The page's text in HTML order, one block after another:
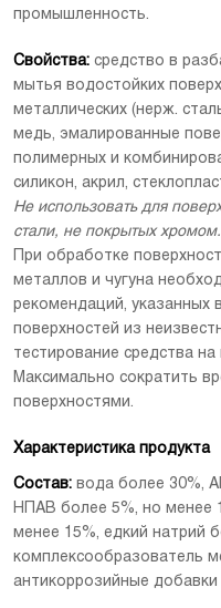
промышленность.
Свойства: средство в
мытья водостойких
металлических (нерж.
медь, эмалированные
полимерных и
силикон, акрил,
Не использовать для
стали, не покрытых хромом.
При обработке
металлов и чугуна
рекомендаций, указанных
поверхностей из
тестирование средства
Максимально сократить
поверхностями.
Характеристика продукта
Состав: вода более 30%,
НПАВ более 5%, но менее
менее 15%, едкий натрий
комплексообразователь
антикоррозийные